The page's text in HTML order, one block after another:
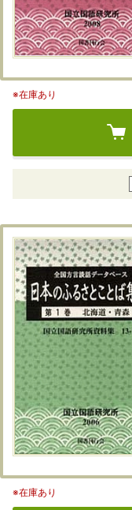
※在庫あり
※在庫あり